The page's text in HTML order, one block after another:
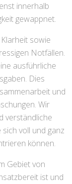
innerhalb
gewappnet.
sowie
Notfällen.
ausführliche
Dies
und
Wir
verständliche
voll und ganz
können.
Gebiet von
ist und